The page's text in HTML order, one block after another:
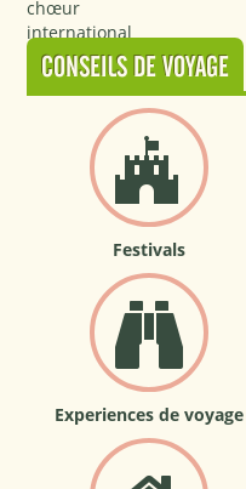
CONSEILS DE VOYAGE
Festivals
Experiences de voyage